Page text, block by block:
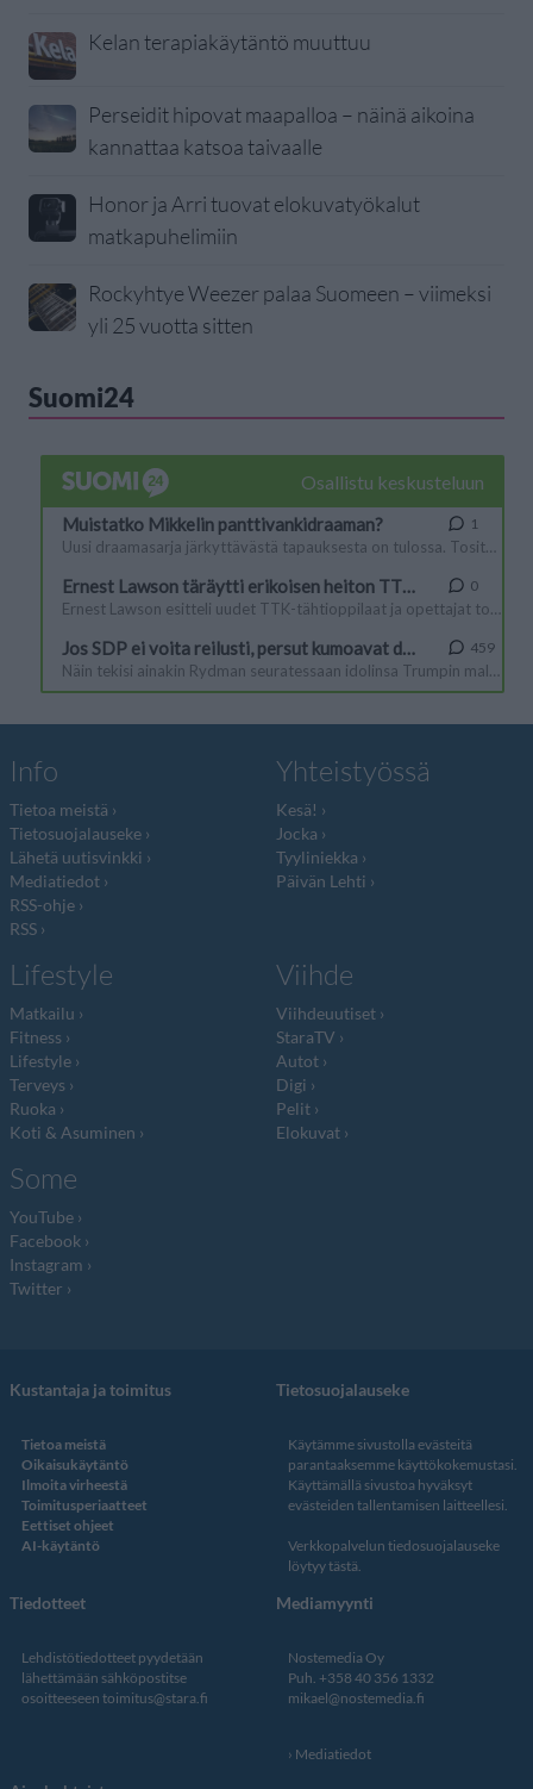
Kelan terapiakäytäntö muuttuu
Perseidit hipovat maapalloa – näinä aikoina
kannattaa katsoa taivaalle
Honor ja Arri tuovat elokuvatyökalut
matkapuhelimiin
Rockyhtye Weezer palaa Suomeen – viimeksi
yli 25 vuotta sitten
Suomi24
Info
Tietoa meistä
Tietosuojalauseke
Lähetä uutisvinkki
Mediatiedot
RSS-ohje
RSS
Yhteistyössä
Kesä!
Jocka
Tyyliniekka
Päivän Lehti
Lifestyle
Matkailu
Fitness
Lifestyle
Terveys
Ruoka
Koti & Asuminen
Viihde
Viihdeuutiset
StaraTV
Autot
Digi
Pelit
Elokuvat
Some
YouTube
Facebook
Instagram
Twitter
Kustantaja ja toimitus
Tietoa meistä
Oikaisukäytäntö
Ilmoita virheestä
Toimitusperiaatteet
Eettiset ohjeet
AI-käytäntö
Tietosuojalauseke
Käytämme sivustolla evästeitä
parantaaksemme käyttökokemustasi.
Käyttämällä sivustoa hyväksyt
evästeiden tallentamisen laitteellesi.
Verkkopalvelun tiedosuojalauseke
löytyy tästä.
Tiedotteet
Lehdistötiedotteet pyydetään
lähettämään sähköpostitse
osoitteeseen toimitus@stara.fi
Mediamyynti
Nostemedia Oy
Puh. +358 40 356 1332
mikael@nostemedia.fi
Mediatiedot